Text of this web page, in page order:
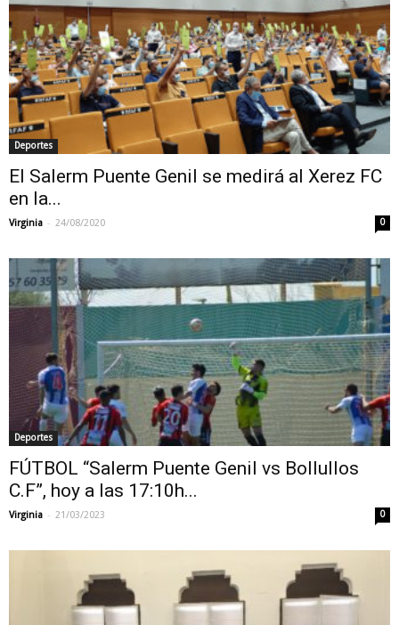
Deportes
El Salerm Puente Genil se medirá al Xerez FC
en la...
Virginia - 24/08/2020 0
Deportes
FÚTBOL “Salerm Puente Genil vs Bollullos
C.F”, hoy a las 17:10h...
Virginia - 21/03/2023 0